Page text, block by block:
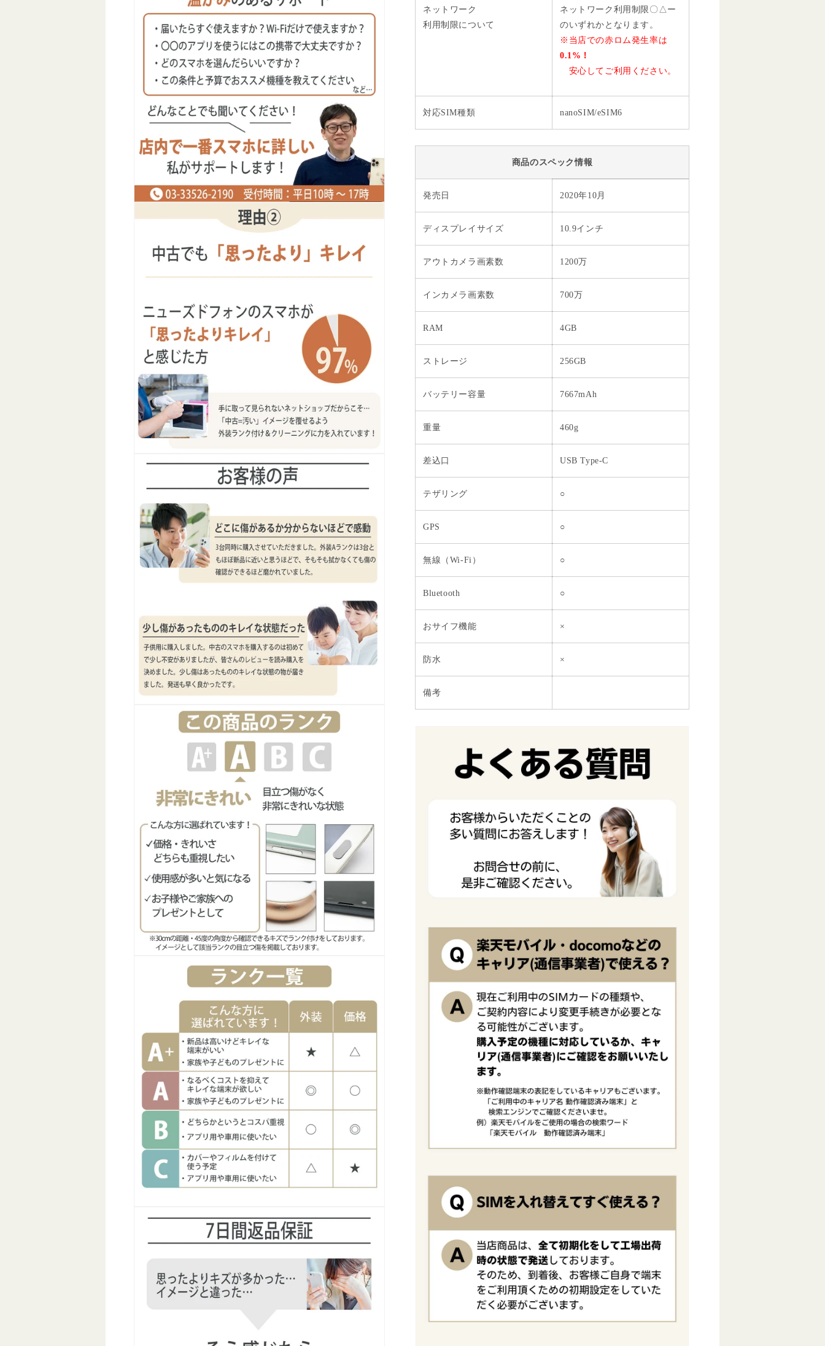
ネットワーク
利用制限について
ネットワーク利用制限〇△ー
のいずれかとなります。
※当店での赤ロム発生率は
0.1%！
安心してご利用ください。
対応SIM種類 nanoSIM/eSIM6
商品のスペック情報
発売日 2020年10月
ディスプレイサイズ 10.9インチ
アウトカメラ画素数 1200万
インカメラ画素数 700万
RAM 4GB
ストレージ 256GB
バッテリー容量 7667mAh
重量 460g
差込口 USB Type-C
テザリング ○
GPS ○
無線（Wi-Fi） ○
Bluetooth ○
おサイフ機能 ×
防水 ×
備考